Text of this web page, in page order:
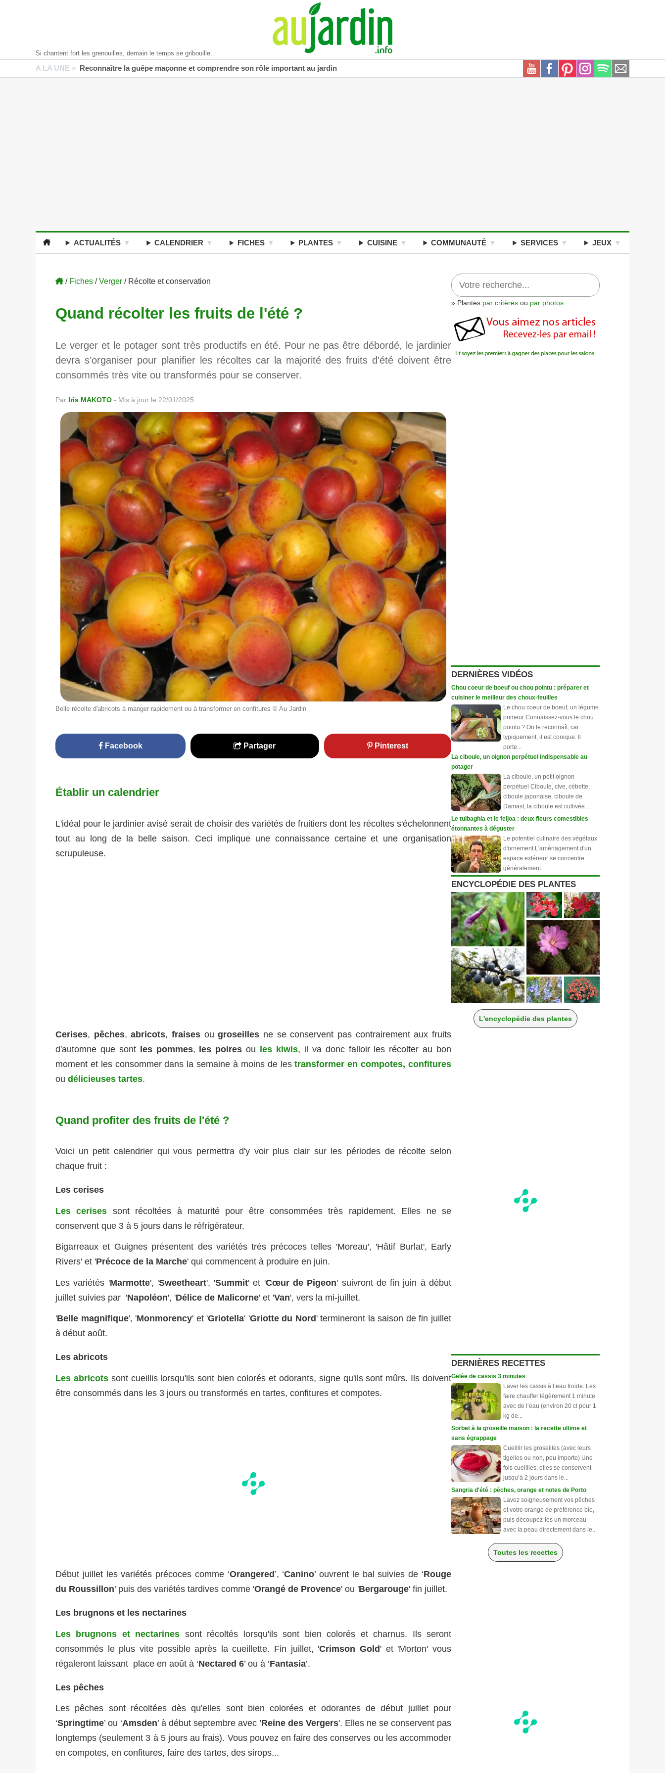
Si chantent fort les grenouilles, demain le temps se gribouille.
A LA UNE » Reconnaître la guêpe maçonne et comprendre son rôle important au jardin
ACTUALITÉS CALENDRIER FICHES PLANTES CUISINE COMMUNAUTÉ SERVICES JEUX
/ Fiches /Verger / Récolte et conservation
Quand récolter les fruits de l'été ?
Le verger et le potager sont très productifs en été. Pour ne pas être débordé, le jardinier
devra s'organiser pour planifier les récoltes car la majorité des fruits d'été doivent être
consommés très vite ou transformés pour se conserver.
Par Iris MAKOTO - Mis à jour le 22/01/2025
Belle récolte d'abricots à manger rapidement ou à transformer en confitures © Au Jardin
Facebook Partager Pinterest
Établir un calendrier
L'idéal pour le jardinier avisé serait de choisir des variétés de fruitiers dont les récoltes s'échelonnent
tout au long de la belle saison. Ceci implique une connaissance certaine et une organisation
scrupuleuse.
Cerises, pêches,abricots,fraises ougroseilles ne se conservent pas contrairement aux fruits
d'automne que sont les pommes, les poires ou les kiwis, il va donc falloir les récolter au bon
moment et les consommer dans la semaine à moins de lestransformer en compotes, confitures
ou délicieuses tartes.
Quand profiter des fruits de l'été ?
Voici un petit calendrier qui vous permettra d'y voir plus clair sur les périodes de récolte selon
chaque fruit :
Les cerises
Les cerises sont récoltées à maturité pour être consommées très rapidement. Elles ne se
conservent que 3 à 5 jours dans le réfrigérateur.
Bigarreaux et Guignes présentent des variétés très précoces telles 'Moreau', 'Hâtif Burlat', Early
Rivers' et 'Précoce de la Marche' qui commencent à produire en juin.
Les variétés 'Marmotte', 'Sweetheart', 'Summit' et 'Cœur de Pigeon' suivront de fin juin à début
juillet suivies par 'Napoléon', 'Délice de Malicorne' et 'Van', vers la mi-juillet.
'Belle magnifique', 'Monmorency' et 'Griotella' 'Griotte du Nord ' termineront la saison de fin juillet
à début août.
Les abricots
Les abricotssont cueillis lorsqu'ils sont bien colorés et odorants, signe qu'ils sont mûrs. Ils doivent
être consommés dans les 3 jours ou transformés en tartes, confitures et compotes.
Début juillet les variétés précoces comme ‘Orangered’, ‘Canino’ ouvrent le bal suivies de ‘Rouge
du Roussillon’ puis des variétés tardives comme 'Orangé de Provence' ou 'Bergarouge' fin juillet.
Les brugnons et les nectarines
Les brugnons et nectarines sont récoltés lorsqu'ils sont bien colorés et charnus. Ils seront
consommés le plus vite possible après la cueillette. Fin juillet, 'Crimson Gold' et 'Morton' vous
régaleront laissant place en août à ‘Nectared 6’ ou à ‘Fantasia’.
Les pêches
Les pêches sont récoltées dès qu'elles sont bien colorées et odorantes de début juillet pour
‘Springtime’ ou ‘Amsden’ à début septembre avec 'Reine des Vergers'. Elles ne se conservent pas
longtemps (seulement 3 à 5 jours au frais). Vous pouvez en faire des conserves ou les accommoder
en compotes, en confitures, faire des tartes, des sirops...
» Plantes par critères ou par photos
DERNIÈRES VIDÉOS
Chou coeur de boeuf ou chou pointu : préparer et
cuisiner le meilleur des choux-feuilles
Le chou coeur de boeuf, un légume
primeur Connaissez-vous le chou
pointu ? On le reconnaît, car
typiquement, il est conique. Il
porte...
La ciboule, un oignon perpétuel indispensable au
potager
La ciboule, un petit oignon
perpétuel Ciboule, cive, cébette,
ciboule japonaise, ciboule de
Damast, la ciboule est cultivée...
Le tulbaghia et le feijoa : deux fleurs comestibles
étonnantes à déguster
Le potentiel culinaire des végétaux
d'ornement L'aménagement d'un
espace extérieur se concentre
généralement...
ENCYCLOPÉDIE DES PLANTES
L'encyclopédie des plantes
DERNIÈRES RECETTES
Gelée de cassis 3 minutes
Laver les cassis à l’eau froide. Les
faire chauffer légèrement 1 minute
avec de l’eau (environ 20 cl pour 1
kg de...
Sorbet à la groseille maison : la recette ultime et
sans égrappage
Cueillir les groseilles (avec leurs
tigelles ou non, peu importe) Une
fois cueillies, elles se conservent
jusqu’à 2 jours dans le...
Sangria d'été : pêches, orange et notes de Porto
Lavez soigneusement vos pêches
et votre orange de préférence bio,
puis découpez-les un morceau
avec la peau directement dans le...
Toutes les recettes